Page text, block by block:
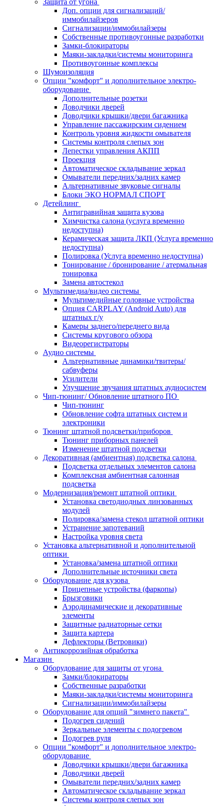
Защита от угона
Доп. опции для сигнализаций/
иммобилайзеров
Сигнализации/иммобилайзеры
Собственные противоугонные разработки
Замки-блокираторы
Маяки-закладки/системы мониторинга
Противоугонные комплексы
Шумоизоляция
Опции "комфорт" и дополнительное электро-
оборудование
Дополнительные розетки
Доводчики дверей
Доводчики крышки/двери багажника
Управление пассажирским сидением
Контроль уровня жидкости омывателя
Системы контроля слепых зон
Лепестки управления АКПП
Проекция
Автоматическое складывание зеркал
Омыватели передних/задних камер
Альтернативные звуковые сигналы
Блоки ЭКО НОРМАЛ СПОРТ
Детейлинг
Антигравийная защита кузова
Химчистка салона (услуга временно
недоступна)
Керамическая защита ЛКП (Услуга временно
недоступна)
Полировка (Услуга временно недоступна)
Тонирование / бронирование / атермальная
тонировка
Замена автостекол
Мультимедиа/видео системы
Мультимедийные головные устройства
Опция CARPLAY (Android Auto) для
штатных г/у
Камеры заднего/переднего вида
Системы кругового обзора
Видеорегистраторы
Аудио системы
Альтернативные динамики/твитеры/
сабвуферы
Усилители
Улучшение звучания штатных аудиосистем
Чип-тюнинг/ Обновление штатного ПО
Чип-тюнинг
Обновление софта штатных систем и
электроники
Тюнинг штатной подсветки/приборов
Тюнинг приборных панелей
Изменение штатной подсветки
Декоративная (амбиентная) подсветка салона
Подсветка отдельных элементов салона
Комплексная амбиентная салонная
подсветка
Модернизация/ремонт штатной оптики
Установка светодиодных линзованных
модулей
Полировка/замена стекол штатной оптики
Устранение запотеваний
Настройка уровня света
Установка альтернативной и дополнительной
оптики
Установка/замена штатной оптики
Дополнительные источники света
Оборудование для кузова
Прицепные устройства (фаркопы)
Брызговики
Аэродинамические и декоративные
элементы
Защитные радиаторные сетки
Защита картера
Дефлекторы (Ветровики)
Антикоррозийная обработка
Магазин
Оборудование для защиты от угона
Замки/блокираторы
Собственные разработки
Маяки-закладки/системы мониторинга
Сигнализации/иммобилайзеры
Оборудование для опций "зимнего пакета"
Подогрев сидений
Зеркальные элементы с подогревом
Подогрев руля
Опции "комфорт" и дополнительное электро-
оборудование
Доводчики крышки/двери багажника
Доводчики дверей
Омыватели передних/задних камер
Автоматическое складывание зеркал
Системы контроля слепых зон